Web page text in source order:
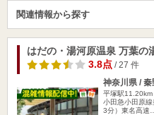
関連情報から探す
はだの・湯河原温泉 万葉の
3.8点/ 27 件
神奈川県 / 秦
平塚駅11.20km
小田急小田原
3分）東名高速…